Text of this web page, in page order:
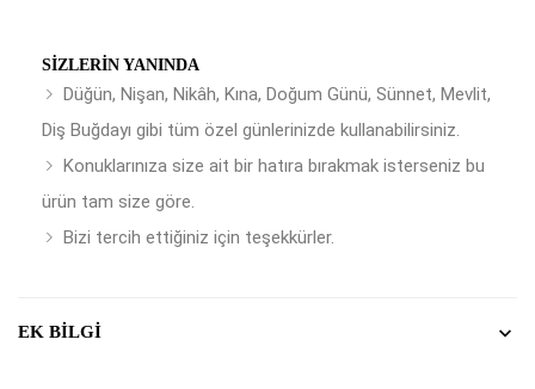
SIZLERIN YANINDA
Düğün, Nişan, Nikâh, Kına, Doğum Günü, Sünnet, Mevlit,
Diş Buğdayı gibi tüm özel günlerinizde kullanabilirsiniz.
Konuklarınıza size ait bir hatıra bırakmak isterseniz bu
ürün tam size göre.
Bizi tercih ettiğiniz için teşekkürler.
EK BILGI